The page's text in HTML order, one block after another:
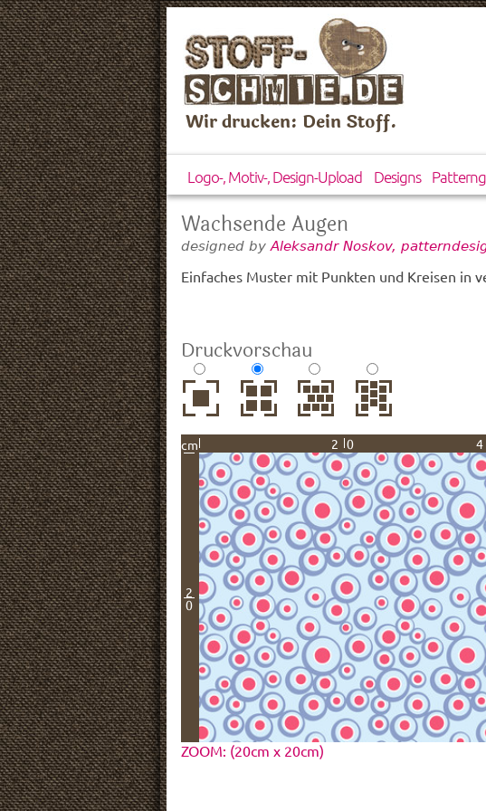
Wir drucken: Dein Stoff.
Logo-, Motiv-, Design-Upload Designs
Wachsende Augen
designed by Aleksandr Noskov,
Einfaches Muster mit Punkten und Kreisen in
Druckvorschau
cm 20
2
0
ZOOM: (20cm x 20cm)